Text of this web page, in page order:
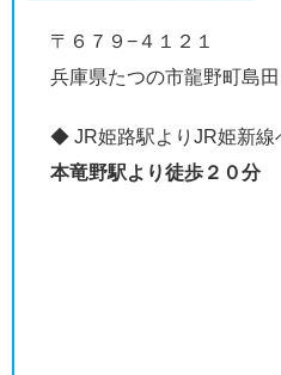
〒６７９−４１２１
兵庫県たつの市龍野町島
◆ JR姫路駅よりJR姫新線
本竜野駅より徒歩２０分